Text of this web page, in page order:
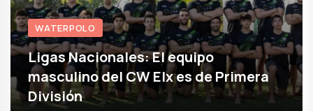
WATERPOLO
Ligas Nacionales: El equipo
masculino del CW Elx es de Primera
División